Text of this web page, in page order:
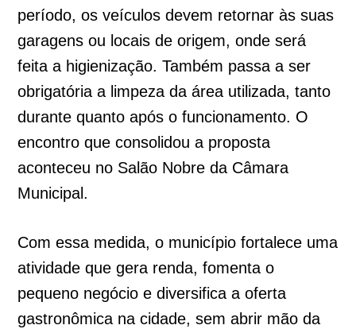
período, os veículos devem retornar às suas
garagens ou locais de origem, onde será
feita a higienização. Também passa a ser
obrigatória a limpeza da área utilizada, tanto
durante quanto após o funcionamento. O
encontro que consolidou a proposta
aconteceu no Salão Nobre da Câmara
Municipal.
Com essa medida, o município fortalece uma
atividade que gera renda, fomenta o
pequeno negócio e diversifica a oferta
gastronômica na cidade, sem abrir mão da